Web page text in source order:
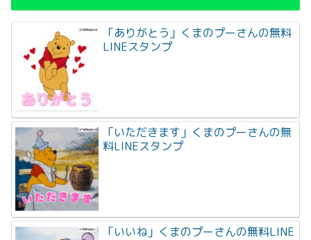
「ありがとう」くまのプーさんの無料
LINEスタンプ
「いただきます」くまのプーさんの無
料LINEスタンプ
「いいね」くまのプーさんの無料LINE